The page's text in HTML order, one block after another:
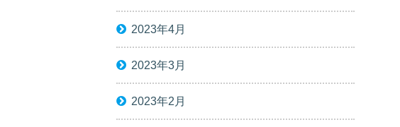
2023年4月
2023年3月
2023年2月